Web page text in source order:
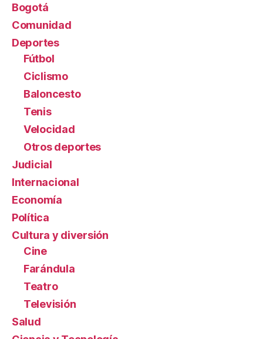
Bogotá
Comunidad
Deportes
Fútbol
Ciclismo
Baloncesto
Tenis
Velocidad
Otros deportes
Judicial
Internacional
Economía
Política
Cultura y diversión
Cine
Farándula
Teatro
Televisión
Salud